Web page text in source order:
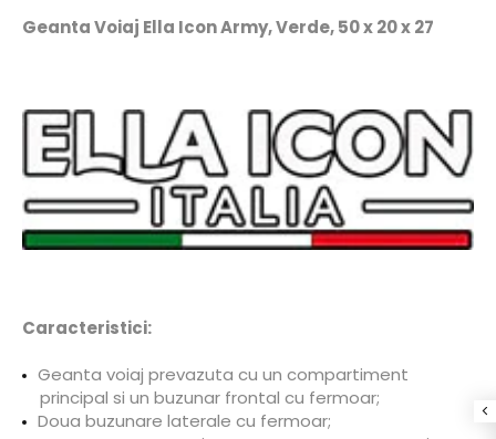
Geanta Voiaj Ella Icon Army, Verde, 50 x 20 x 27
Caracteristici:
Geanta voiaj prevazuta cu un compartiment
principal si un buzunar frontal cu fermoar;
Doua buzunare laterale cu fermoar;